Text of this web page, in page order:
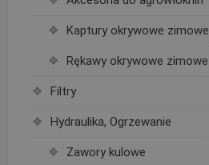
Kaptury okrywowe zimowe
Rękawy okrywowe zimowe
Filtry
Hydraulika, Ogrzewanie
Zawory kulowe